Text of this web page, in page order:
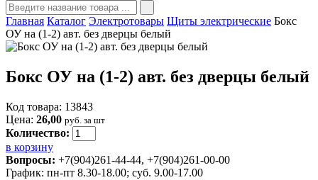
Главная Каталог Электротовары Щиты электрические Бокс
ОУ на (1-2) авт. без дверцы белый
Бокс ОУ на (1-2) авт. без дверцы белый
Код товара: 13843
Цена: 26,00 руб. за шт
Количество:
в корзину
Вопросы: +7(904)261-44-44, +7(904)261-00-00
График: пн-пт 8.30-18.00; суб. 9.00-17.00